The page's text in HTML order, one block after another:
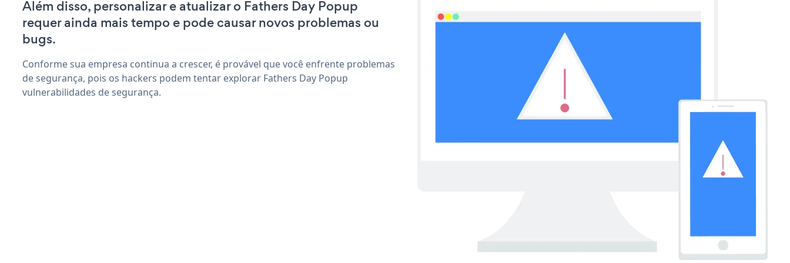
Além disso, personalizar e atualizar o Fathers Day Popup
requer ainda mais tempo e pode causar novos problemas ou
bugs.
Conforme sua empresa continua a crescer, é provável que você enfrente problemas
de segurança, pois os hackers podem tentar explorar Fathers Day Popup
vulnerabilidades de segurança.